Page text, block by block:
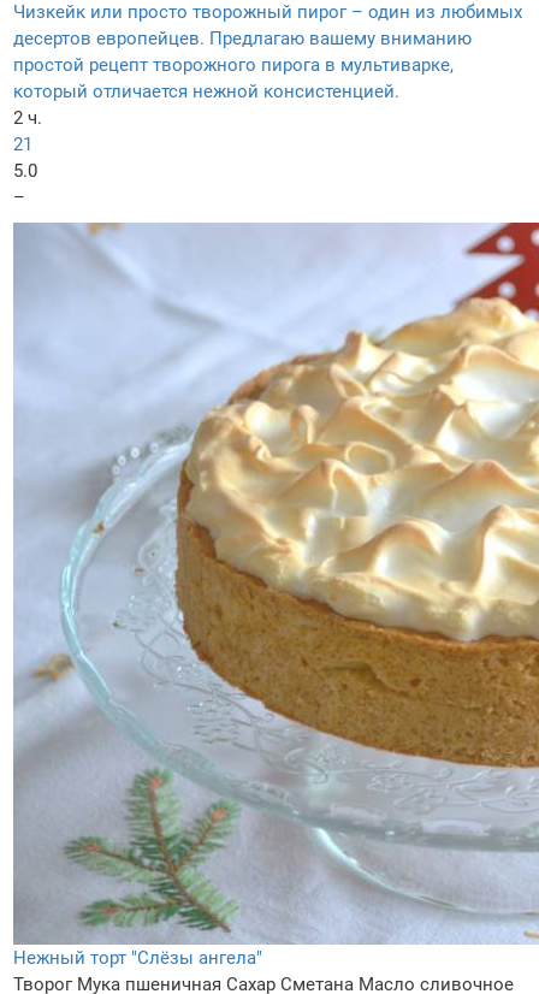
Чизкейк или просто творожный пирог – один из любимых
десертов европейцев. Предлагаю вашему вниманию
простой рецепт творожного пирога в мультиварке,
который отличается нежной консистенцией.
2 ч.
21
5.0
–
Нежный торт "Слёзы ангела"
Творог Мука пшеничная Сахар Сметана Масло сливочное